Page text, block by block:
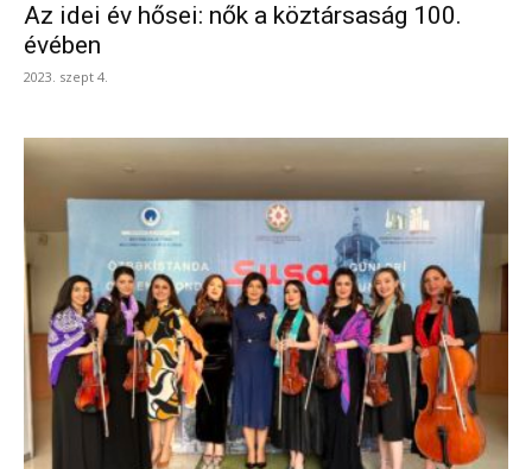
Az idei év hősei: nők a köztársaság 100.
évében
2023. szept 4.